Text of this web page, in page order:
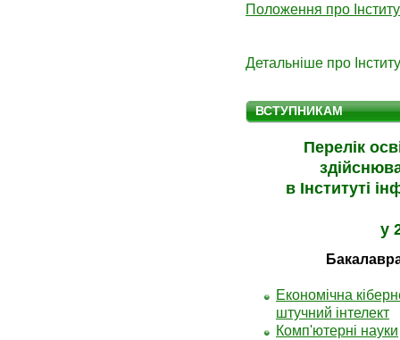
Положення про
Детальніше про
ВСТУПНИКАМ
Перелік
в Інституті
у
Економічна
штучний інтелект
Комп'ютерні науки